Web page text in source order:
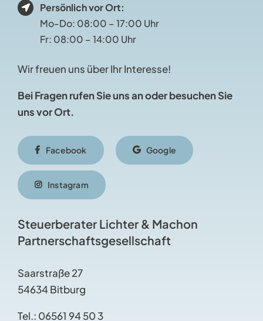
Persönlich vor Ort:
Mo-Do: 08:00 – 17:00 Uhr
Fr: 08:00 – 14:00 Uhr
Wir freuen uns über Ihr Interesse!
Bei Fragen rufen Sie uns an oder besuchen Sie
uns vor Ort.
Facebook Google
Instagram
Steuerberater Lichter & Machon
Partnerschaftsgesellschaft
Saarstraße 27
54634 Bitburg
Tel.: 06561 94 50 3